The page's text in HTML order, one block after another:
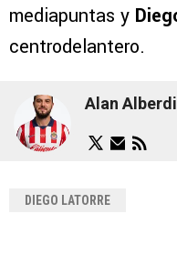
mediapuntas y
centrodelantero.
Alan Alberdi
DIEGO LATORRE